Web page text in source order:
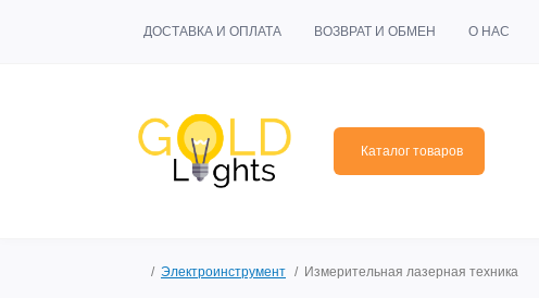
ДОСТАВКА И ОПЛАТА ВОЗВРАТ И ОБМЕН О НАС
Каталог товаров
Электроинструмент Измерительная лазерная техника